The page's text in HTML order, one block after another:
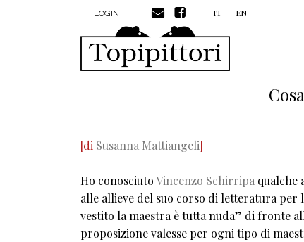
Salta al contenuto principale
MENU PROFILO UTENTE
LOGIN IT EN
[di Susanna Mattiangeli]
Ho conosciutoVincenzo Schirripa qualche
alle allieve del suo corso di letteratura per
vestito la maestra è tutta nuda” di fronte
proposizione valesse per ogni tipo di